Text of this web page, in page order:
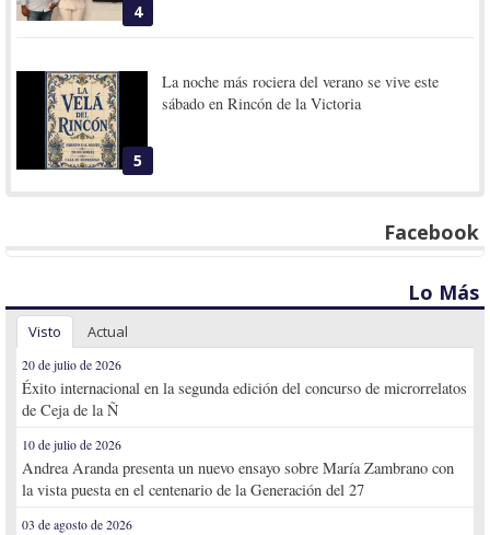
4
5
La noche más rociera del verano se vive este
sábado en Rincón de la Victoria
Facebook
Lo Más
Visto Actual
20 de julio de 2026
Éxito internacional en la segunda edición del concurso de microrrelatos
de Ceja de la Ñ
10 de julio de 2026
Andrea Aranda presenta un nuevo ensayo sobre María Zambrano con
la vista puesta en el centenario de la Generación del 27
03 de agosto de 2026